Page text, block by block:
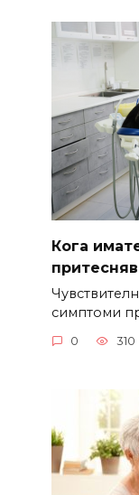
Кога
симптоми
0 310